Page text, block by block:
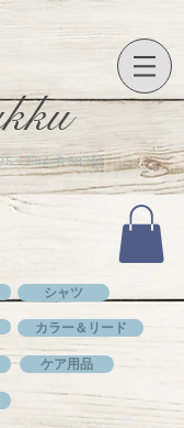
ROOM
シャツ
カラー＆リード
ケア用品